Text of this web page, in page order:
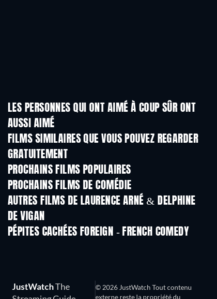
LES PERSONNES QUI ONT AIMÉ À COUP SÛR ONT
AUSSI AIMÉ
FILMS SIMILAIRES QUE VOUS POUVEZ REGARDER
GRATUITEMENT
PROCHAINS FILMS POPULAIRES
PROCHAINS FILMS DE COMÉDIE
AUTRES FILMS DE LAURENCE ARNÉ & DELPHINE
DE VIGAN
PÉPITES CACHÉES FOREIGN - FRENCH COMEDY
Série
JustWatchThe
© 2026 JustWatch Tout contenu
externe reste la propriété du